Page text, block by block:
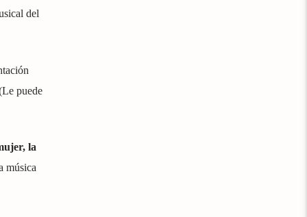
del
puede
la
música